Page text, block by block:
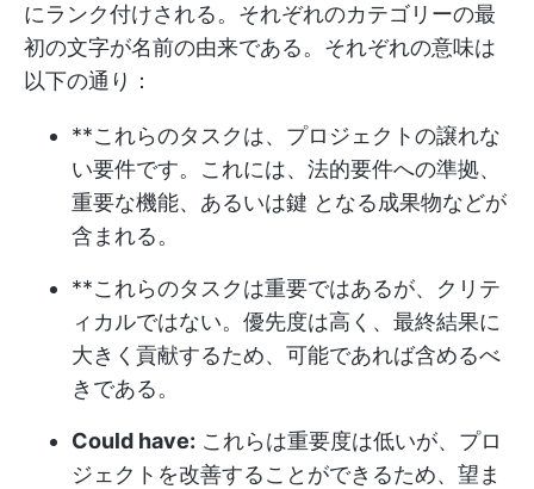
にランク付けされる。それぞれのカテゴリーの最
初の文字が名前の由来である。それぞれの意味は
以下の通り：
**これらのタスクは、プロジェクトの譲れな
い要件です。これには、法的要件への準拠、
重要な機能、あるいは鍵 となる成果物などが
含まれる。
**これらのタスクは重要ではあるが、クリテ
ィカルではない。優先度は高く、最終結果に
大きく貢献するため、可能であれば含めるべ
きである。
Could have: これらは重要度は低いが、プロ
ジェクトを改善することができるため、望ま